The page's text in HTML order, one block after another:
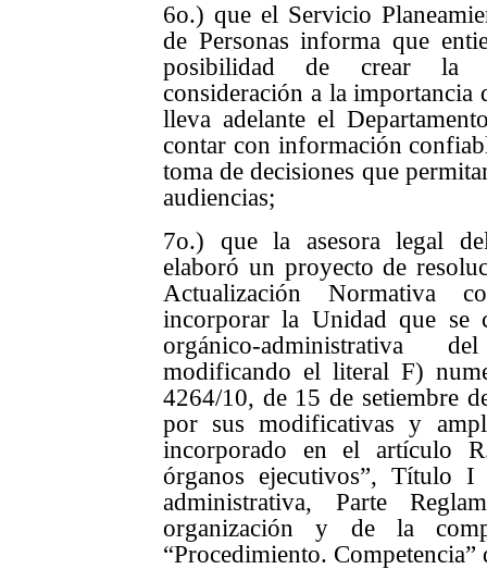
6o.) que el Servicio
de Personas informa que
posibilidad de crear la
consideración a la importancia
lleva adelante el
contar con información
toma de decisiones que
audiencias;
7o.) que la asesora legal
elaboró un proyecto de
Actualización Normativa
incorporar la Unidad que se
orgánico-administrativa
modificando el literal F)
4264/10, de 15 de setiembre
por sus modificativas y
incorporado en el artículo
órganos ejecutivos”, Título
administrativa, Parte
organización y de la
“Procedimiento.